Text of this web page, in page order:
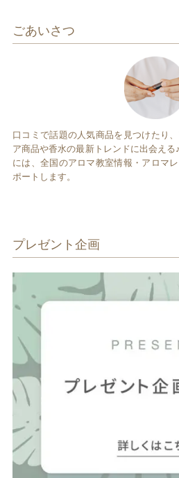
ごあいさつ
口コミで話題の人気商品を見つけたり、アロマ精油を使ったスキンケ
ア商品や香水の最新トレンドに出会え
には、全国のアロマ教室情報・アロマ
ポートします。
プレゼント企画